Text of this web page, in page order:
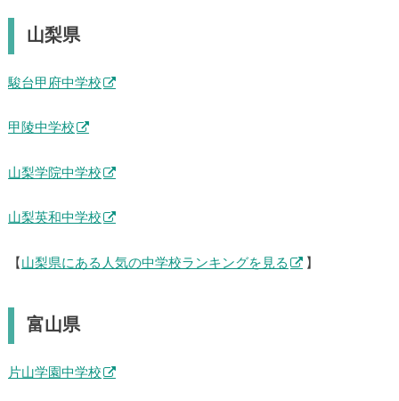
山梨県
駿台甲府中学校
甲陵中学校
山梨学院中学校
山梨英和中学校
【 山梨県にある人気の中学校ランキングを見る 】
富山県
片山学園中学校